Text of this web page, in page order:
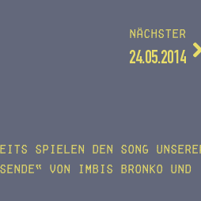
NÄCHSTER
24.05.2014
spielen den Song
von Imbis Bronko und